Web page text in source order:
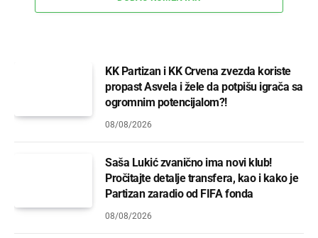
KK Partizan i KK Crvena zvezda koriste
propast Asvela i žele da potpišu igrača sa
ogromnim potencijalom?!
08/08/2026
Saša Lukić zvanično ima novi klub!
Pročitajte detalje transfera, kao i kako je
Partizan zaradio od FIFA fonda
08/08/2026